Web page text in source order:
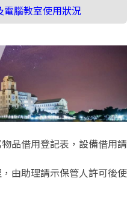
電腦教室使用狀況
品借用登記表，設備借用請
由助理請示保管人許可後使